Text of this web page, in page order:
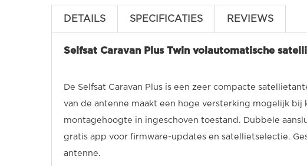
DETAILS SPECIFICATIES REVIEWS
Selfsat Caravan Plus Twin volautomatische
De Selfsat Caravan Plus is een zeer compacte
van de antenne maakt een hoge versterking mogelijk
montagehoogte in ingeschoven toestand. Dubbele
gratis app voor firmware-updates en satellietselectie.
antenne.